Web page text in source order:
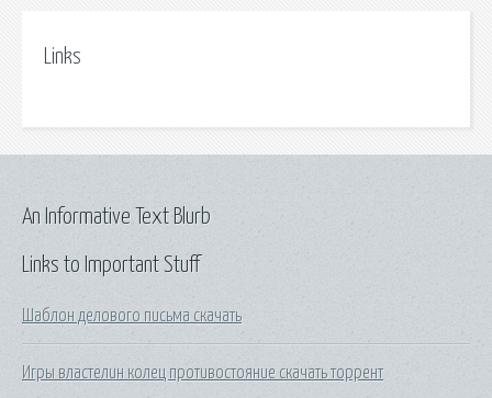
Links
Links to Important Stuff
Шаблон делового письма скачать
Игры властелин колец противостояние скачать торрент
An Informative Text Blurb